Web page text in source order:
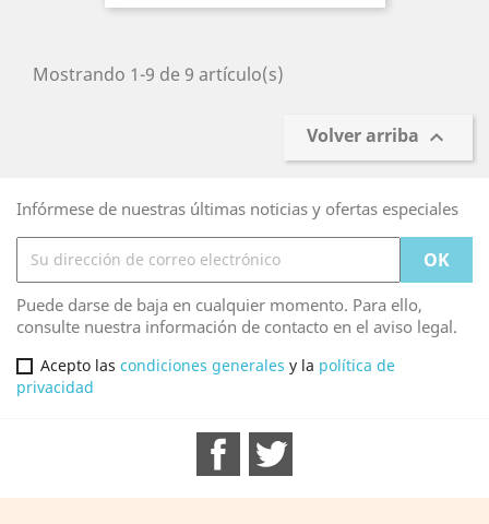
Mostrando 1-9 de 9 artículo(s)
Volver arriba 
Infórmese de nuestras últimas noticias y ofertas especiales
Puede darse de baja en cualquier momento. Para ello,
consulte nuestra información de contacto en el aviso legal.
Acepto las condiciones generales y la política de
privacidad
Facebook